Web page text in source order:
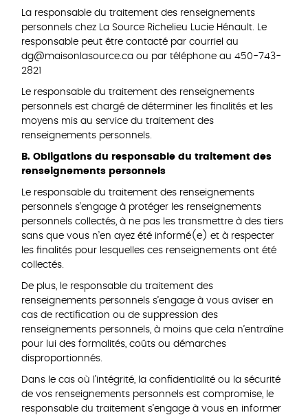
La responsable du traitement des renseignements
personnels chez La Source Richelieu Lucie Hénault. Le
responsable peut être contacté par courriel au
dg@maisonlasource.ca ou par téléphone au 450-743-
2821
Le responsable du traitement des renseignements
personnels est chargé de déterminer les finalités et les
moyens mis au service du traitement des
renseignements personnels.
B. Obligations du responsable du traitement des
renseignements personnels
Le responsable du traitement des renseignements
personnels s’engage à protéger les renseignements
personnels collectés, à ne pas les transmettre à des tiers
sans que vous n’en ayez été informé(e) et à respecter
les finalités pour lesquelles ces renseignements ont été
collectés.
De plus, le responsable du traitement des
renseignements personnels s’engage à vous aviser en
cas de rectification ou de suppression des
renseignements personnels, à moins que cela n’entraîne
pour lui des formalités, coûts ou démarches
disproportionnés.
Dans le cas où l’intégrité, la confidentialité ou la sécurité
de vos renseignements personnels est compromise, le
responsable du traitement s’engage à vous en informer